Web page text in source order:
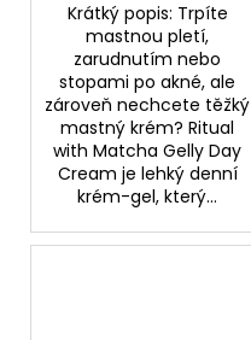
Krátký popis: Trpíte
mastnou pletí,
zarudnutím nebo
stopami po akné, ale
zároveň nechcete těžký
mastný krém? Ritual
with Matcha Gelly Day
Cream je lehký denní
krém-gel, který...